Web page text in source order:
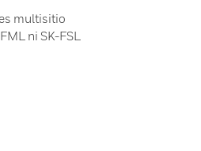
multisitio
ni SK-FSL